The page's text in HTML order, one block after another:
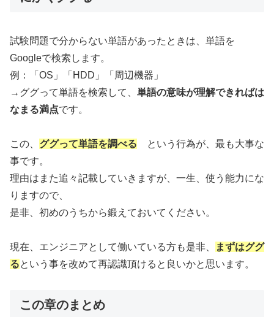
試験問題で分からない単語があったときは、単語を
Googleで検索します。
例：「OS」「HDD」「周辺機器」
→ググって単語を検索して、 単語の意味が理解できればは
なまる満点です。
この、 ググって単語を調べる という行為が、最も大事な
事です。
理由はまた追々記載していきますが、一生、使う能力にな
りますので、
是非、初めのうちから鍛えておいてください。
現在、エンジニアとして働いている方も是非、
まずはググ
るという事を改めて再認識頂けると良いかと思います。
この章のまとめ